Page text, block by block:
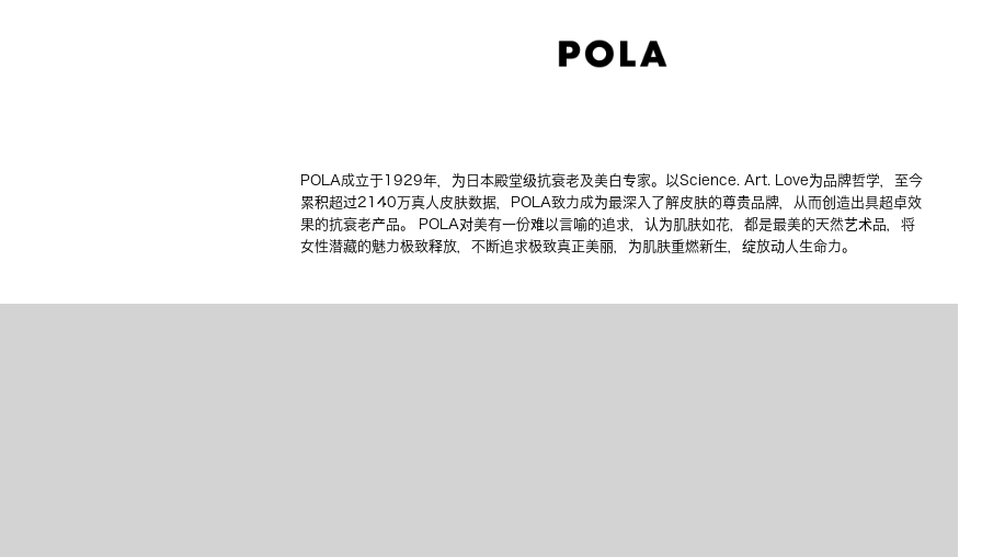
POLA成立于1929年，为日本殿堂级抗衰老及美白专家。以Science. Art. Love为品牌哲学，至今
累积超过2140万真人皮肤数据，POLA致力成为最深入了解皮肤的尊贵品牌，从而创造出具超卓效
果的抗衰老产品。 POLA对美有一份难以言喻的追求，认为肌肤如花，都是最美的天然艺术品，将
女性潜藏的魅力极致释放，不断追求极致真正美丽，为肌肤重燃新生，绽放动人生命力。